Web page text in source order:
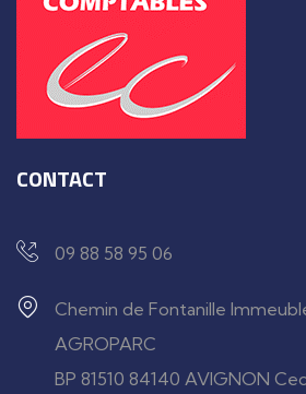
CONTACT
09 88 58 95 06
Chemin de Fontanille
AGROPARC
BP 81510 84140 AVIGNON